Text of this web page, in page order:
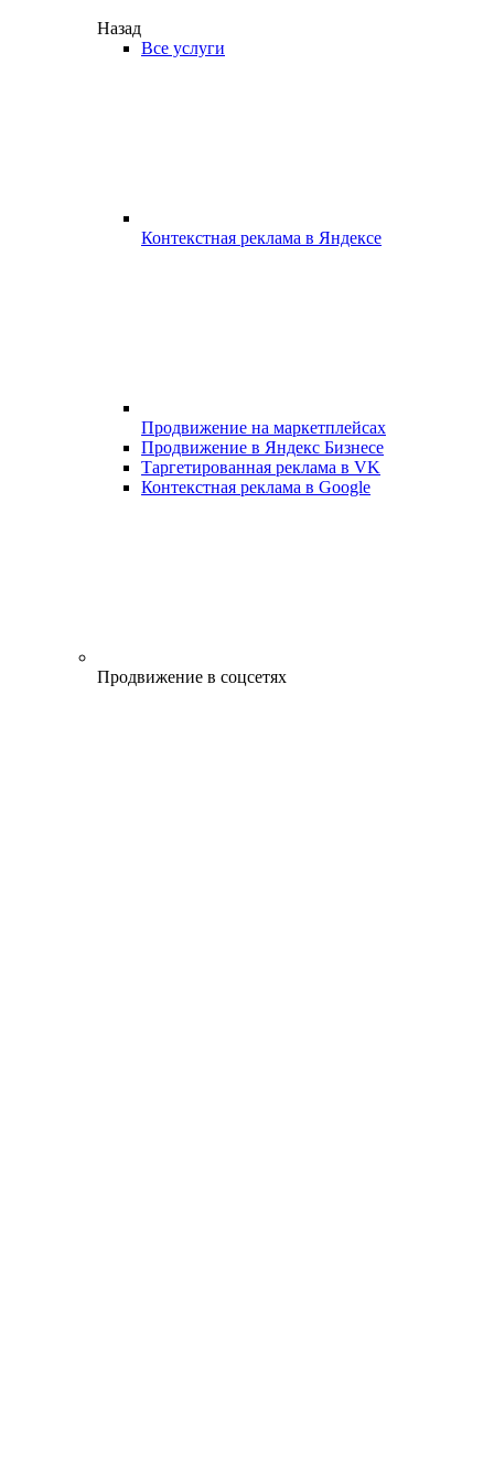
Назад
Все услуги
Контекстная реклама в Яндексе
Продвижение на маркетплейсах
Продвижение в Яндекс Бизнесе
Таргетированная реклама в VK
Контекстная реклама в Google
Продвижение в соцсетях